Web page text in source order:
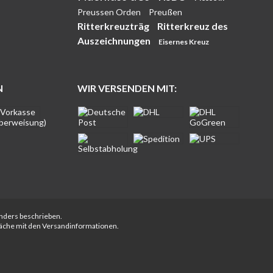
Preussen Orden Preußen
Ritterkreuzträg
Ritterkreuz des
Auszeichnungen
Eisernes Kreuz
WIR VERSENDEN MIT:
beschrieben.
mit den Versandinformationen.